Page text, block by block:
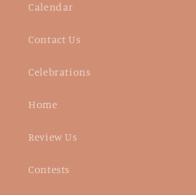
Calendar
Contact Us
Celebrations
Home
Review Us
Contests